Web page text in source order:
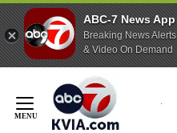
ABC-7 News App
Breaking News Alerts
& Video On Demand
Content